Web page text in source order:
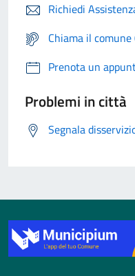
Richiedi
Chiama il
Prenota un
Problemi in città
Segnala